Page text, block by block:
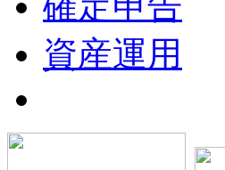
資産運用